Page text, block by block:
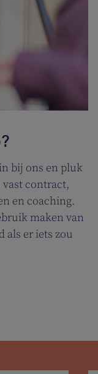
bij ons en pluk
contract,
en coaching.
maken van
als er iets zou